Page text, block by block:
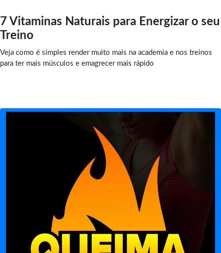
7 Vitaminas Naturais para Energizar o seu
Treino
Veja como é simples render muito mais na academia e nos treinos
para ter mais músculos e emagrecer mais rápido